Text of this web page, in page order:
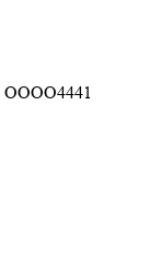
ОООО4441